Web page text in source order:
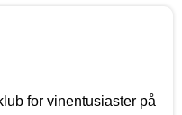
for vinentusiaster på